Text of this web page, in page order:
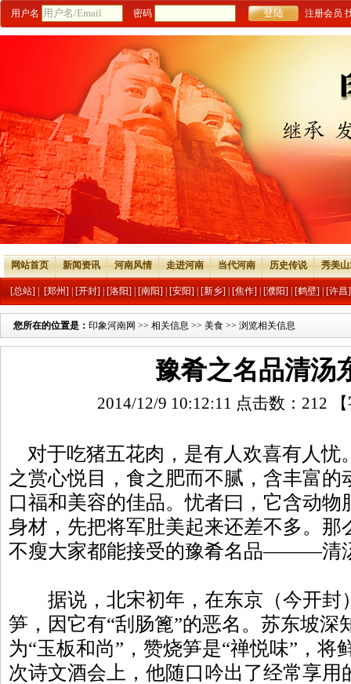
用户名 密码 注册会员
网站首页 新闻资讯 河南风情 走进河南 当代河南 历史传说 秀美
[总站] [郑州] [开封] [洛阳] [南阳] [安阳] [新乡] [焦作] [濮阳] [鹤壁] [许昌]
您所在的位置是： 印象河南网 >> 相关信息 >> 美食 >> 浏览相关信息
豫肴之名品清汤
2014/12/9 10:12:11 点击数： 212
对于吃猪五花肉，是有人欢喜有人忧
之赏心悦目，食之肥而不腻，含丰富
口福和美容的佳品。忧者曰，它含动
身材，先把将军肚美起来还差不多。那
不瘦大家都能接受的豫肴名品———清
据说，北宋初年，在东京（今开封
笋，因它有“刮肠篦”的恶名。苏东坡深
为“玉板和尚”，赞烧笋是“禅悦味”，将
次诗文酒会上，他随口吟出了经常享用